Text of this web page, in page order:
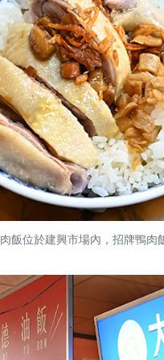
飯位於建興市場內，招牌鴨